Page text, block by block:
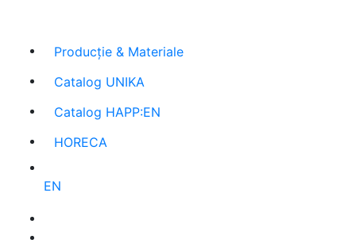
Producție & Materiale
Catalog UNIKA
Catalog HAPP:EN
HORECA
EN